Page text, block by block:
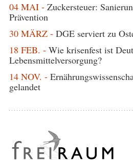
04 MAI - Zuckersteuer:
Prävention
30 MÄRZ - DGE serviert zu
18 FEB. - Wie krisenfest ist
Lebensmittelversorgung?
14 NOV. -
gelandet